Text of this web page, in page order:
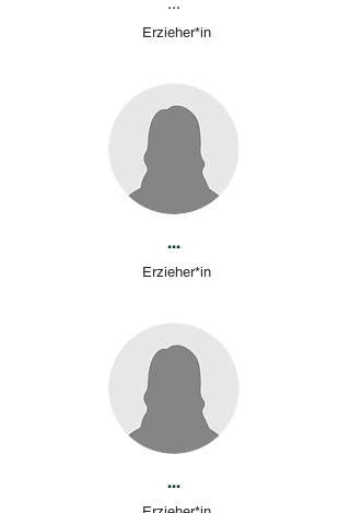
...
Erzieher*in
...
Erzieher*in
...